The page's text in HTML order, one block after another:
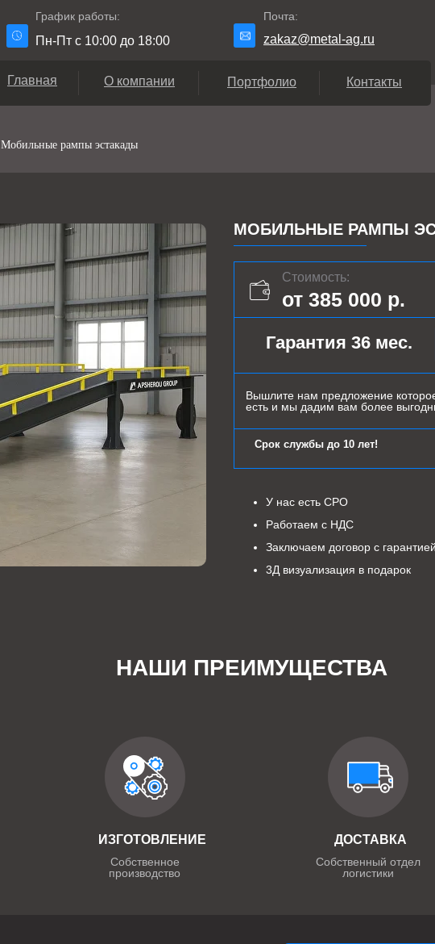
Почта:
zakaz@metal-ag.ru
График работы:
Пн-Пт с 10:00 до 18:00
Контакты
Портфолио
О компании
Главная
Мобильные рампы эстакады
МОБИЛЬНЫЕ РАМПЫ
Стоимость:
от 385 000 р.
Гарантия 36 мес.
Вышлите нам предложение
есть и мы дадим вам более
Срок службы до 10 лет!
У нас есть СРО
Работаем с НДС
Заключаем договор с гарантией
3Д визуализация в подарок
НАШИ ПРЕИМУЩЕСТВА
ИЗГОТОВЛЕНИЕ
Собственное
производство
ДОСТАВКА
Собственный отдел
логистики